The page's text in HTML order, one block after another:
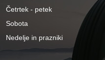
Četrtek - petek
Sobota
Nedelje in prazniki